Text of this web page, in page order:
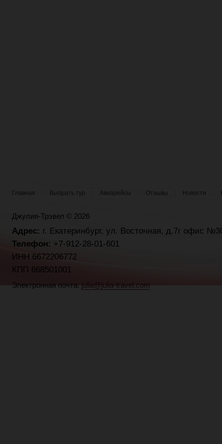
Главная : Выбрать тур : Авиарейсы : Отзывы : Новости :
Джулия-Трэвел © 2026
Адрес: г. Екатеринбург, ул. Восточная, д.7г офис
Телефон: +7-912-28-01-601
ИНН 6672206772
КПП 668501001
Электронная почта: julia@julia-travel.com